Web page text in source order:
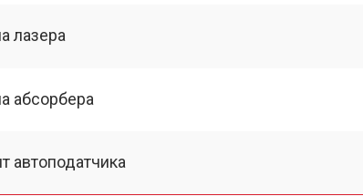
лазера
абсорбера
автоподатчика